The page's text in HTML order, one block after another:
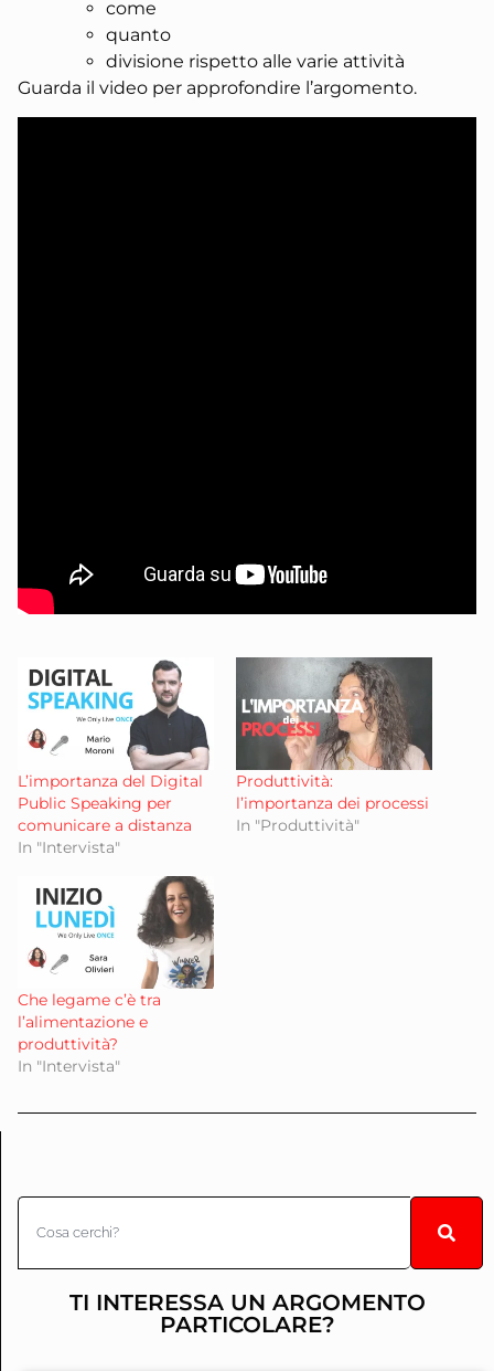
come
quanto
divisione rispetto alle varie attività
Guarda il video per approfondire l’argomento.
L’importanza del Digital
Public Speaking per
comunicare a distanza
In "Intervista"
Produttività:
l’importanza dei processi
In "Produttività"
Che legame c’è tra
l’alimentazione e
produttività?
In "Intervista"
TI INTERESSA UN ARGOMENTO
PARTICOLARE?